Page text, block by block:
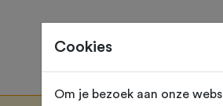
Cookies
Om je bezoek aan onze